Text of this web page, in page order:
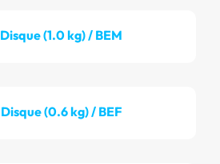
Disque (1.0 kg) / BEM
Disque (0.6 kg) / BEF